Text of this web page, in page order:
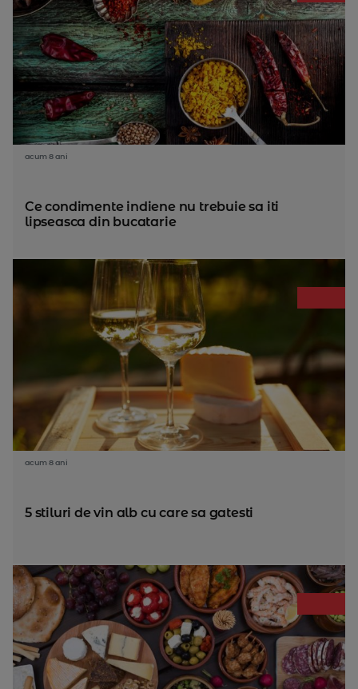
acum 8 ani
Ce condimente indiene nu trebuie sa iti
lipseasca din bucatarie
acum 8 ani
5 stiluri de vin alb cu care sa gatesti